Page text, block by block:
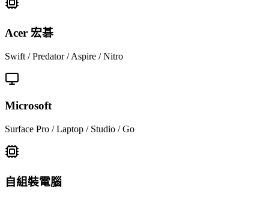
Acer 宏碁
Swift / Predator / Aspire / Nitro
Microsoft
Surface Pro / Laptop / Studio / Go
自組裝電腦